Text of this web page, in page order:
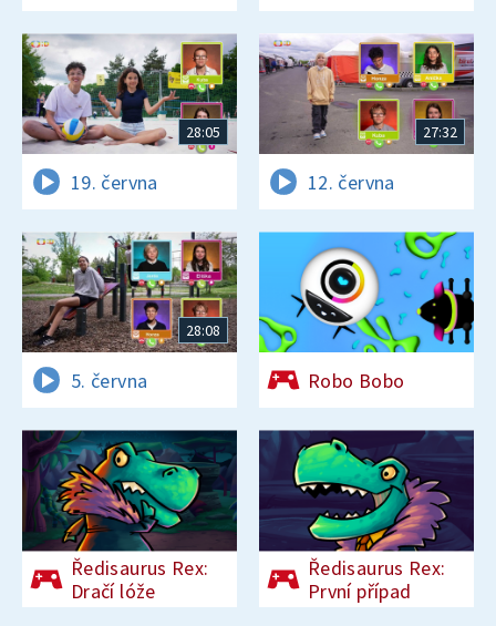
28:05
19. června
27:32
12. června
28:08
5. června Robo Bobo
Ředisaurus Rex:
Dračí lóže
Ředisaurus Rex:
První případ